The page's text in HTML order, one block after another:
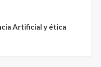
Artificial y ética